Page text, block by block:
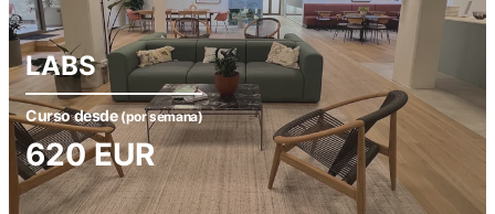
LABS
Curso desde(por semana)
620EUR